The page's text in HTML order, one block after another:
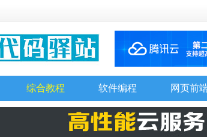
综合教程 软件编程 网页前